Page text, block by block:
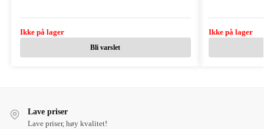
Ikke på lager
Bli varslet
Ikke på lager
Lave priser
Lave priser, høy kvalitet!